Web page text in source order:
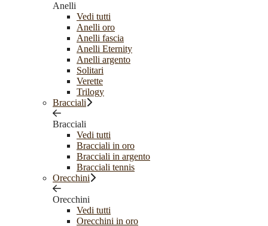
Anelli
Vedi tutti
Anelli oro
Anelli fascia
Anelli Eternity
Anelli argento
Solitari
Verette
Trilogy
Bracciali
Bracciali
Vedi tutti
Bracciali in oro
Bracciali in argento
Bracciali tennis
Orecchini
Orecchini
Vedi tutti
Orecchini in oro